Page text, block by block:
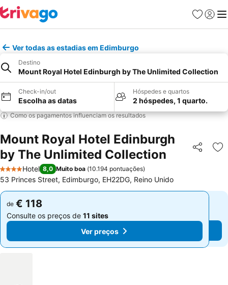
Favoritos
Iniciar
Ver todas as estadias em Edimburgo
Destino
Mount Royal Hotel Edinburgh by The Unlimited Collection
Check-in/out
Escolha as datas
Hóspedes e quartos
2 hóspedes, 1 quarto.
Como os pagamentos influenciam os resultados
Mount Royal Hotel Edinburgh
by The Unlimited Collection
Partilhar
4 Estrelas
Hotel 8,0 Muito boa (10.194 pontuações)
53 Princes Street, Edimburgo, EH22DG, Reino Unido
de € 118
Consulte os preços de 11 sites
Ver preços
de € 118
Consulte os preços de 11 sites
Ver preços